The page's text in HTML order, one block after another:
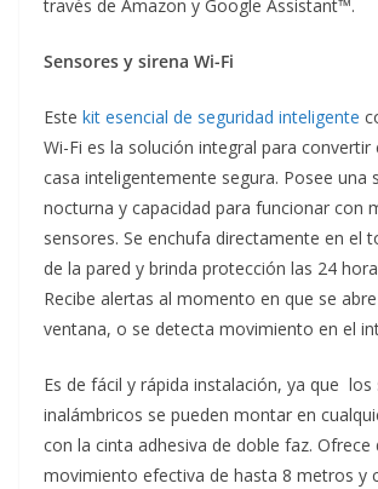
través de Amazon y Google Assistant™.
Sensores y sirena Wi-Fi
Este kit esencial de seguridad inteligente
Wi-Fi es la solución integral para convertir
casa inteligentemente segura. Posee una
nocturna y capacidad para funcionar con
sensores. Se enchufa directamente en el
de la pared y brinda protección las 24
Recibe alertas al momento en que se
ventana, o se detecta movimiento en el
Es de fácil y rápida instalación, ya que los
inalámbricos se pueden montar en
con la cinta adhesiva de doble faz. Ofrece
movimiento efectiva de hasta 8 metros y